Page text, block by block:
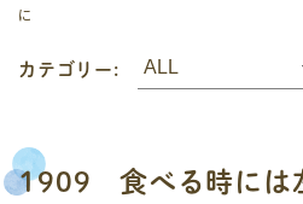
に
カテゴリー:
1909 食べる時には